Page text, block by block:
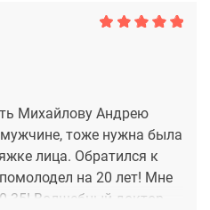
Михайлову Андрею
тоже нужна была
лица. Обратился к
на 20 лет! Мне
35! Волшебный доктор,